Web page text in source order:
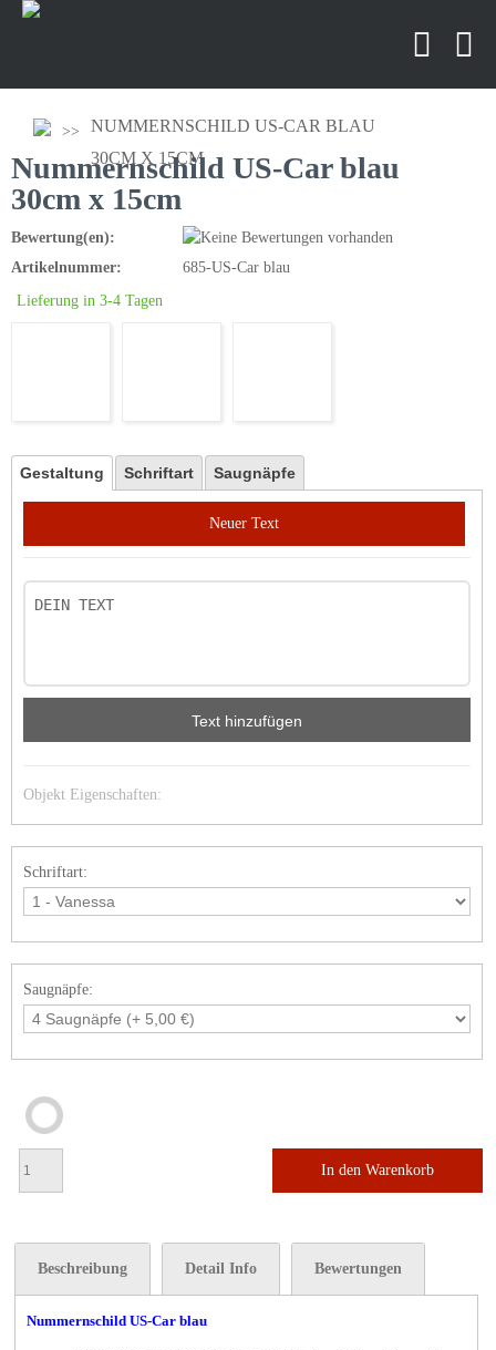
NUMMERNSCHILD US-CAR BLAU
30CM X 15CM
Nummernschild US-Car blau
30cm x 15cm
Bewertung(en):
Artikelnummer:
685-US-Car blau
Lieferung in 3-4 Tagen
Gestaltung Schriftart Saugnäpfe
Neuer Text
Text hinzufügen
Objekt Eigenschaften:
Schriftart:
Saugnäpfe:
In den Warenkorb
Beschreibung Detail Info Bewertungen
Nummernschild US-Car blau